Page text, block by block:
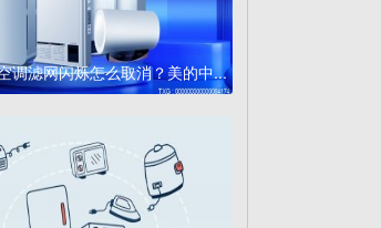
调滤网闪烁怎么取消？美的中...